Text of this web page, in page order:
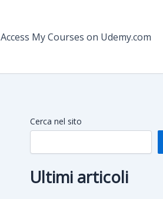
Access My Courses on Udemy.com
Cerca nel sito
Ultimi articoli